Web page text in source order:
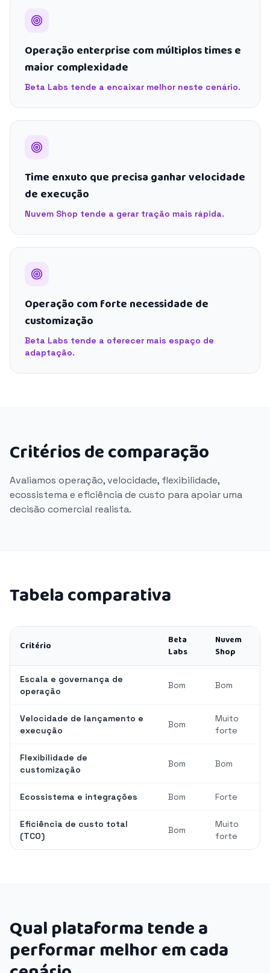
Operação enterprise com múltiplos times e
maior complexidade
Beta Labs tende a encaixar melhor neste cenário.
Time enxuto que precisa ganhar velocidade
de execução
Nuvem Shop tende a gerar tração mais rápida.
Operação com forte necessidade de
customização
Beta Labs tende a oferecer mais espaço de
adaptação.
Critérios de comparação
Avaliamos operação, velocidade, flexibilidade,
ecossistema e eficiência de custo para apoiar uma
decisão comercial realista.
Tabela comparativa
Critério
Beta
Labs
Nuvem
Shop
Escala e governança de
operação
Bom Bom
Velocidade de lançamento e
execução
Bom
Muito
forte
Flexibilidade de
customização
Bom Bom
Ecossistema e integrações Bom Forte
Eficiência de custo total
(TCO)
Bom
Muito
forte
Qual plataforma tende a
performar melhor em cada